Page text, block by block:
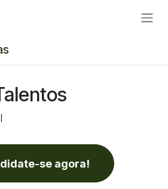
se agora!